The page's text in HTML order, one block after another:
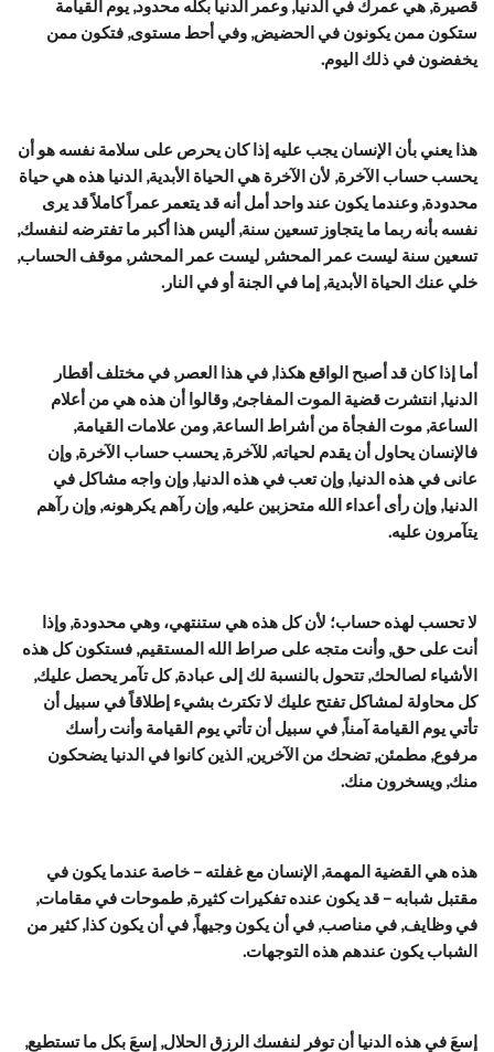
قصيرة, هي عمرك في الدنيا, وعمر الدنيا بكله محدود, يوم القيامة
ستكون ممن يكونون في الحضيض, وفي أحط مستوى, فتكون ممن
يخفضون في ذلك اليوم.
هذا يعني بأن الإنسان يجب عليه إذا كان يحرص على سلامة نفسه هو أن
يحسب حساب الآخرة, لأن الآخرة هي الحياة الأبدية, الدنيا هذه هي حياة
محدودة, وعندما يكون عند واحد أمل أنه قد يتعمر عمراً كاملاً قد يرى
نفسه بأنه ربما ما يتجاوز تسعين سنة, أليس هذا أكبر ما تفترضه لنفسك,
تسعين سنة ليست عمر المحشر, ليست عمر المحشر, موقف الحساب,
خلي عنك الحياة الأبدية, إما في الجنة أو في النار.
أما إذا كان قد أصبح الواقع هكذا, في هذا العصر, في مختلف أقطار
الدنيا, انتشرت قضية الموت المفاجئ, وقالوا أن هذه هي من أعلام
الساعة, موت الفجأة من أشراط الساعة, ومن علامات القيامة,
فالإنسان يحاول أن يقدم لحياته, للآخرة, يحسب حساب الآخرة, وإن
عانى في هذه الدنيا, وإن تعب في هذه الدنيا, وإن واجه مشاكل في
الدنيا, وإن رأى أعداء الله متحزبين عليه, وإن رآهم يكرهونه, وإن رآهم
يتآمرون عليه.
لا تحسب لهذه حساب؛ لأن كل هذه هي ستنتهي، وهي محدودة, وإذا
أنت على حق, وأنت متجه على صراط الله المستقيم, فستكون كل هذه
الأشياء لصالحك, تتحول بالنسبة لك إلى عبادة, كل تآمر يحصل عليك,
كل محاولة لمشاكل تفتح عليك لا تكترث بشيء إطلاقاً في سبيل أن
تأتي يوم القيامة آمناً, في سبيل أن تأتي يوم القيامة وأنت رأسك
مرفوع, مطمئن, تضحك من الآخرين, الذين كانوا في الدنيا يضحكون
منك, ويسخرون منك.
هذه هي القضية المهمة, الإنسان مع غفلته – خاصة عندما يكون في
مقتبل شبابه – قد يكون عنده تفكيرات كثيرة, طموحات في مقامات,
في وظايف, في مناصب, في أن يكون وجيهاً, في أن يكون كذا, كثير من
الشباب يكون عندهم هذه التوجهات.
إسعَ في هذه الدنيا أن توفر لنفسك الرزق الحلال, إسعَ بكل ما تستطيع,